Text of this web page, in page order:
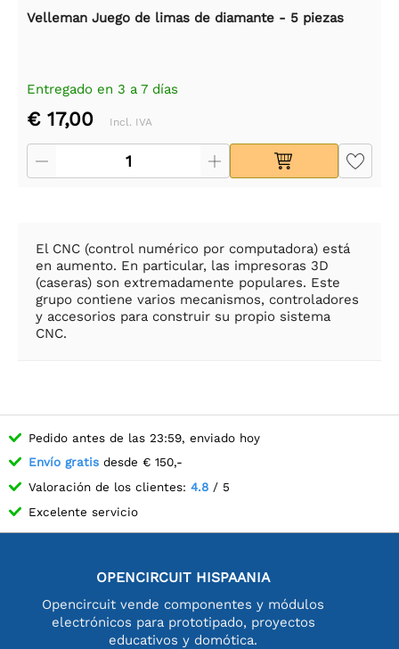
Velleman Juego de limas de diamante - 5 piezas
Entregado en 3 a 7 días
€ 17,00 Incl. IVA
El CNC (control numérico por computadora) está
en aumento. En particular, las impresoras 3D
(caseras) son extremadamente populares. Este
grupo contiene varios mecanismos, controladores
y accesorios para construir su propio sistema
CNC.
Pedido antes de las 23:59, enviado hoy
Envío gratis desde € 150,-
Valoración de los clientes: 4.8 / 5
Excelente servicio
OPENCIRCUIT HISPAANIA
Opencircuit vende componentes y módulos
electrónicos para prototipado, proyectos
educativos y domótica.